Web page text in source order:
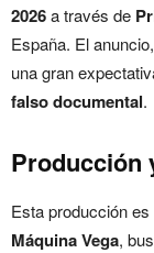
2026a través de
España. El
una gran
falso documental.
Producción
Esta producción
Máquina Vega,